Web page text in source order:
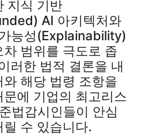
지식 기반
AI 아키텍처와
능성(Explainability)
범위를 극도로 좁
러한 법적 결론을 내
해당 법령 조항을
에 기업의 최고리스
법감시인들이 안심
수 있습니다.